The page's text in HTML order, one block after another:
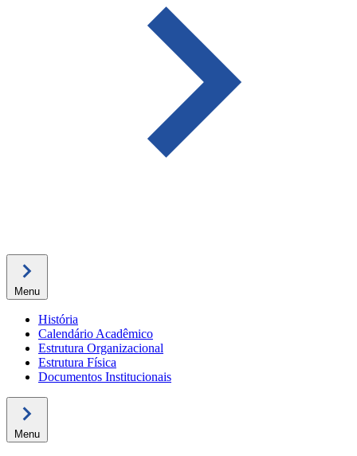
Menu
História
Calendário Acadêmico
Estrutura Organizacional
Estrutura Física
Documentos Institucionais
Menu